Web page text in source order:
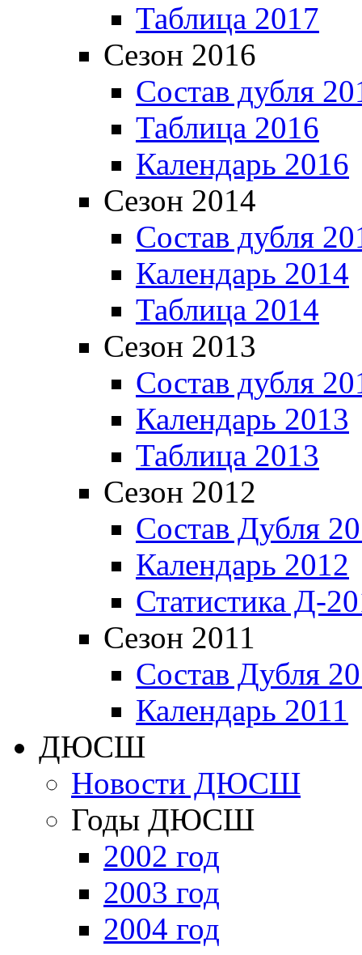
Таблица 2017
Сезон 2016
Состав дубля
Таблица 2016
Календарь 2016
Сезон 2014
Состав дубля
Календарь 2014
Таблица 2014
Сезон 2013
Состав дубля
Календарь 2013
Таблица 2013
Сезон 2012
Состав Дубля
Календарь 2012
Статистика Д-
Сезон 2011
Состав Дубля
Календарь 2011
ДЮСШ
Новости ДЮСШ
Годы ДЮСШ
2002 год
2003 год
2004 год